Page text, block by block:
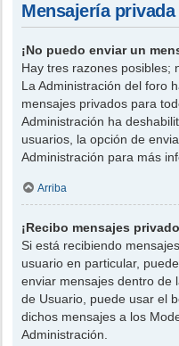
Mensajería privada
¡No puedo enviar un
Hay tres razones posibles;
La Administración del foro
mensajes privados para
Administración ha
usuarios, la opción de
Administración para más
Arriba
¡Recibo mensajes
Si está recibiendo
usuario en particular,
enviar mensajes dentro de
de Usuario, puede usar el
dichos mensajes a los
Administración.